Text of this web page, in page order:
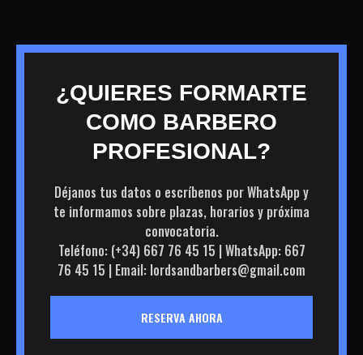
¿QUIERES FORMARTE
COMO BARBERO
PROFESIONAL?
Déjanos tus datos o escríbenos por WhatsApp y
te informamos sobre plazas, horarios y próxima
convocatoria.
Teléfono: (+34) 667 76 45 15 | WhatsApp: 667
76 45 15 | Email: lordsandbarbers@gmail.com
RESERVA AHORA